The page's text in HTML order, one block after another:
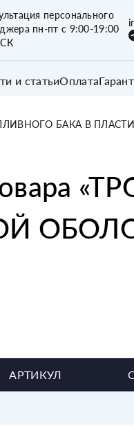
персонального
пн-пт с 9:00-19:00
и статьиОплата
БАКА В
«
АРТИКУЛ